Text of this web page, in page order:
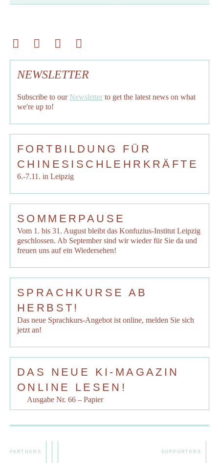
NEWSLETTER
Subscribe to our Newsletter to get the latest news on what
we're up to!
FORTBILDUNG FÜR
CHINESISCHLEHRKRÄFTE
6.-7.11. in Leipzig
SOMMERPAUSE
Vom 1. bis 31. August bleibt das Konfuzius-Institut Leipzig
geschlossen. Ab September sind wir wieder für Sie da und
freuen uns auf ein Wiedersehen!
SPRACHKURSE AB
HERBST!
Das neue Sprachkurs-Angebot ist online, melden Sie sich
jetzt an!
DAS NEUE KI-MAGAZIN
ONLINE LESEN!
Ausgabe Nr. 66 – Papier
PARTNERS SUPPORTERS